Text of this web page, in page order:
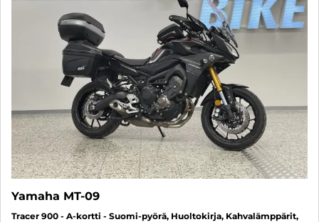
Yamaha MT-09
Tracer 900 - A-kortti - Suomi-pyörä, Huoltokirja, Kahvalämppärit,